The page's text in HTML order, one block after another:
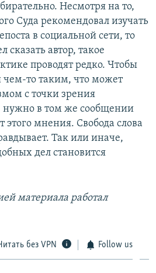
Несмотря на то,
Суда рекомендовал изучать
в социальной сети, то
сказать автор, такое
проводят редко. Чтобы
чем-то таким, что может
с точки зрения
нужно в том же сообщении
этого мнения. Свобода слова
Так или иначе,
дел становится
материала работал
без VPN Follow us